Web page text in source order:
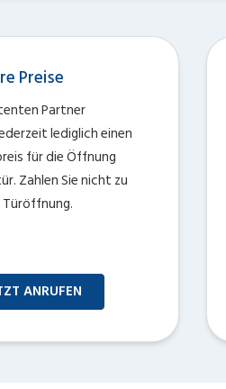
Preise
Partner
lediglich einen
für die Öffnung
Zahlen Sie nicht zu
ANRUFEN